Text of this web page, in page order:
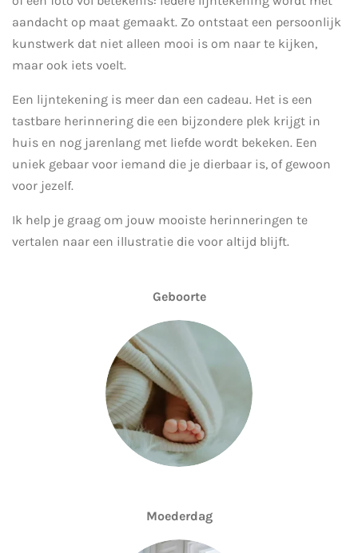
aandacht op maat gemaakt. Zo ontstaat een persoonlijk
kunstwerk dat niet alleen mooi is om naar te kijken,
maar ook iets voelt.
Een lijntekening is meer dan een cadeau. Het is een
tastbare herinnering die een bijzondere plek krijgt in
huis en nog jarenlang met liefde wordt bekeken. Een
uniek gebaar voor iemand die je dierbaar is, of gewoon
voor jezelf.
Ik help je graag om jouw mooiste herinneringen te
vertalen naar een illustratie die voor altijd blijft.
Geboorte
Moederdag